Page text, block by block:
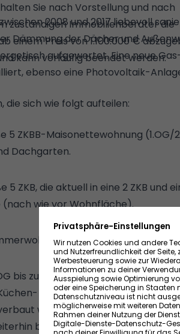
Sie nach Vorstellung und nach
zuständigen Immobilienberater die
einem Preis von 1.100.000 €
kann vorläufig beendet werden.
2008 und 2017 liebevoll
Dämmung der Dächer und
aufgewertet. Eine neue
ebenso eine Photovoltaik-
die sich wie folgt aufteilen:
5 ZKBB-Maisonettewohnung (1.OG/
Dachgarten.
5 ZKB, die aktuell in eine 2 ZKB und
wie vor Wohnfläche).
mit Bad - NKM 535€ +
bis zum 3.OG erstreckt bietet ein
und Essbereich offen
wurde. Der Ofen ist auf dem
betrieben werden. Über den